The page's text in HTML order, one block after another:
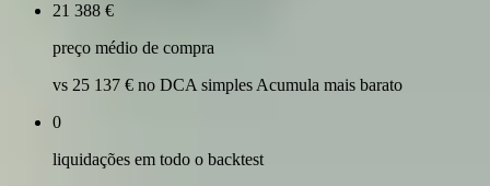
21 388 €
preço médio de compra
vs 25 137 € no DCA simples Acumula mais barato
0
liquidações em todo o backtest